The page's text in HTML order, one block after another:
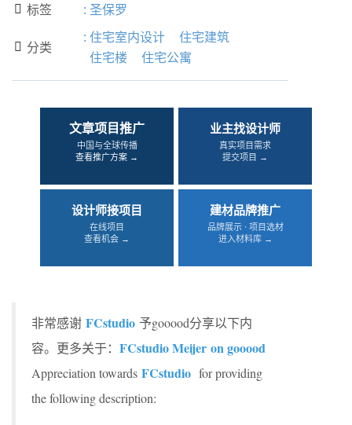
 标签 : 圣保罗
 分类
: 住宅室内设计
住宅建筑
住宅楼
住宅公寓
文章项目推广
中国与全球传播
查看推广方案 →
业主找设计师
真实项目需求
提交项目 →
设计师接项目
在线项目
查看机会 →
建材品牌推广
品牌展示 · 项目选材
进入材料库 →
非常感谢 FCstudio 予gooood分享以下内
容。更多关于： FCstudio Meijer on gooood
Appreciation towards FCstudio for providing
the following description: